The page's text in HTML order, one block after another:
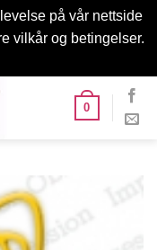
på vår nettside
vilkår og betingelser.
0